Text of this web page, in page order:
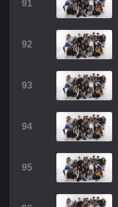
91
92
93
94
95